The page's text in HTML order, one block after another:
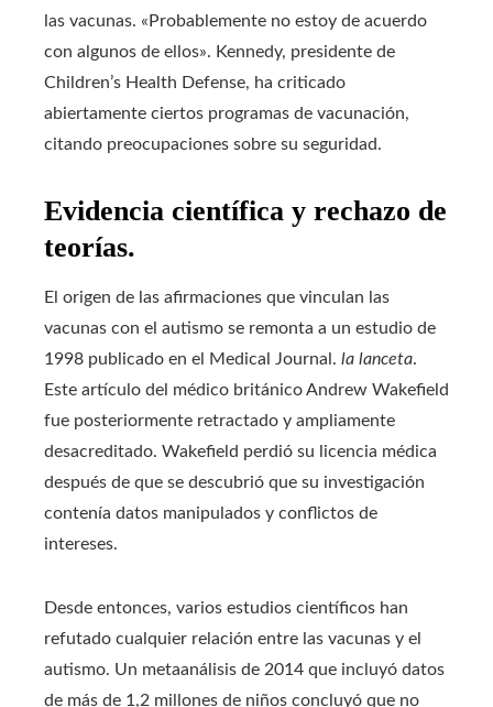
las vacunas. «Probablemente no estoy de acuerdo
con algunos de ellos». Kennedy, presidente de
Children’s Health Defense, ha criticado
abiertamente ciertos programas de vacunación,
citando preocupaciones sobre su seguridad.
Evidencia científica y rechazo de
teorías.
El origen de las afirmaciones que vinculan las
vacunas con el autismo se remonta a un estudio de
1998 publicado en el Medical Journal. la lanceta.
Este artículo del médico británico Andrew Wakefield
fue posteriormente retractado y ampliamente
desacreditado. Wakefield perdió su licencia médica
después de que se descubrió que su investigación
contenía datos manipulados y conflictos de
intereses.
Desde entonces, varios estudios científicos han
refutado cualquier relación entre las vacunas y el
autismo. Un metaanálisis de 2014 que incluyó datos
de más de 1,2 millones de niños concluyó que no